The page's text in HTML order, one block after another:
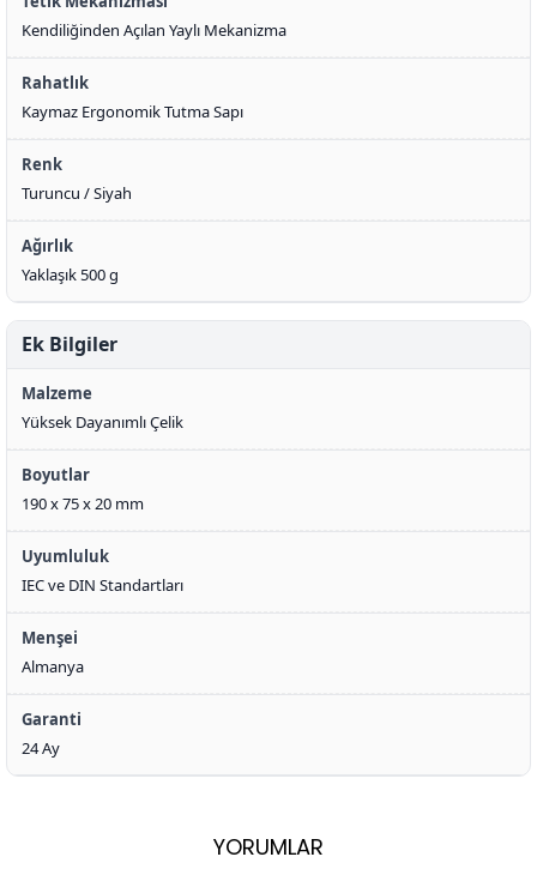
Kendiliğinden Açılan Yaylı Mekanizma
Rahatlık
Kaymaz Ergonomik Tutma Sapı
Renk
Turuncu / Siyah
Ağırlık
Yaklaşık 500 g
Ek Bilgiler
Malzeme
Yüksek Dayanımlı Çelik
Boyutlar
190 x 75 x 20 mm
Uyumluluk
IEC ve DIN Standartları
Menşei
Almanya
Garanti
24 Ay
YORUMLAR